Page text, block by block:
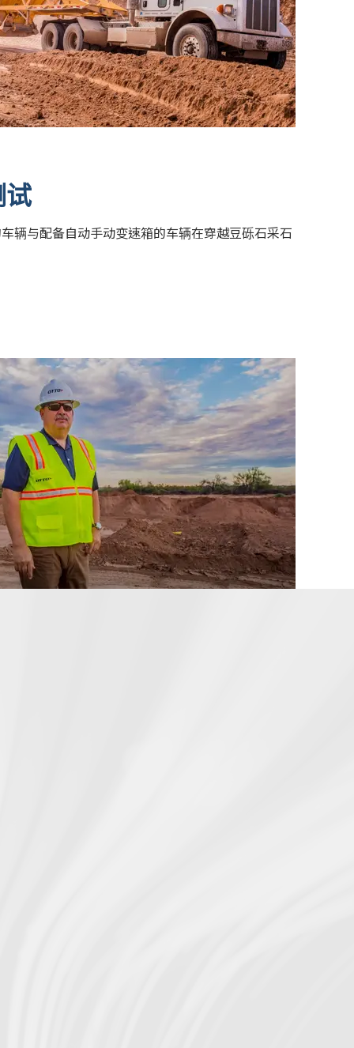
辆与配备自动手动变速箱的车辆在穿越豆砾石采石